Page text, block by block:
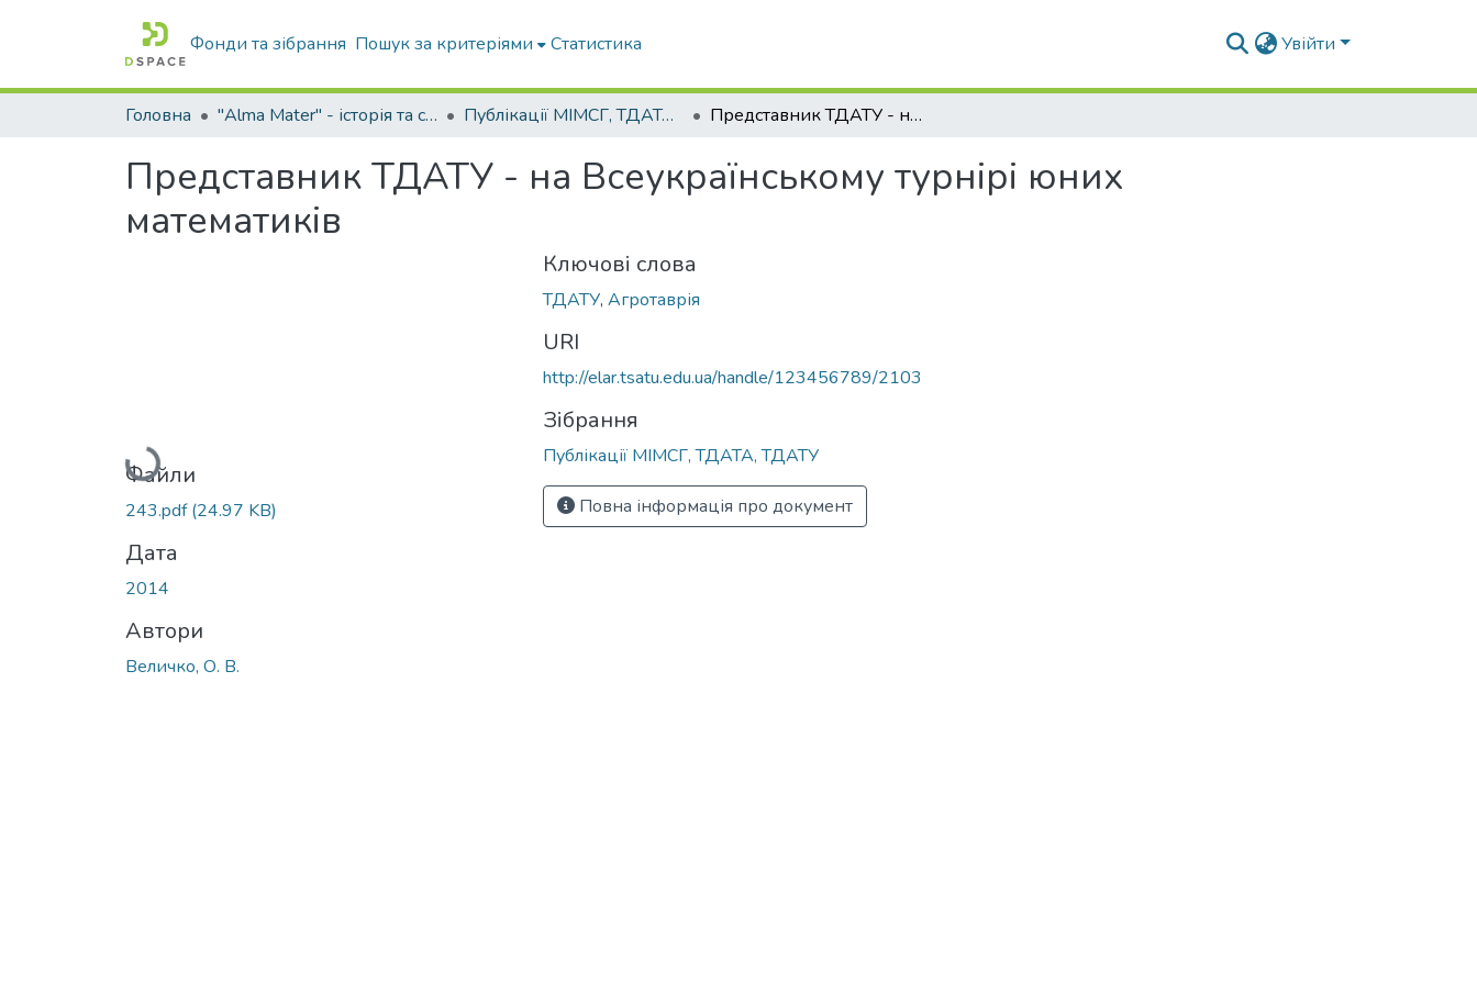
Фонди та зібрання Пошук за критеріями Статистика Увійти
Головна "Alma Mater" - історія та сьогодення Університету Публікації МІМСГ, ТДАТА, ТДАТУ Представник ТДАТУ - на Всеукраїнському турнірі юних математиків
Представник ТДАТУ - на Всеукраїнському турнірі юних
математиків
Вантажиться...
Файли
243.pdf(24.97 KB)
Дата
2014
Автори
Величко, О. В.
Ключові слова
ТДАТУ, Агротаврія
URI
http://elar.tsatu.edu.ua/handle/123456789/2103
Зібрання
Публікації МІМСГ, ТДАТА, ТДАТУ
Повна інформація про документ